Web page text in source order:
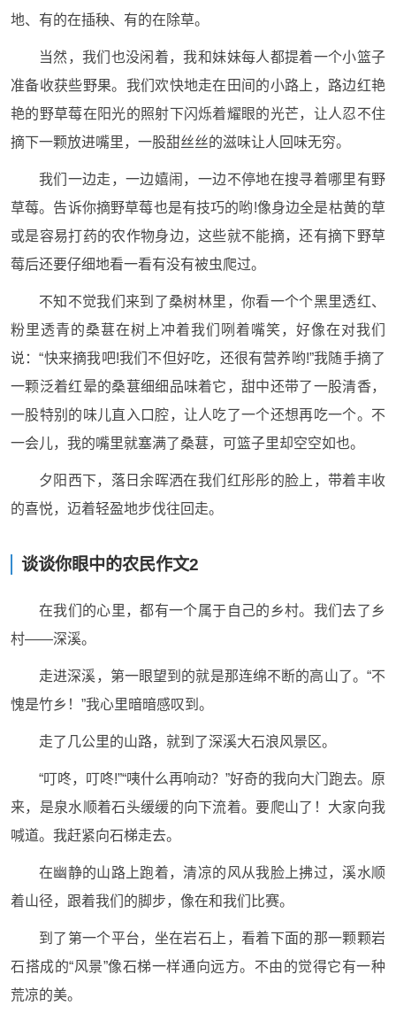
地、有的在插秧、有的在除草。
当然，我们也没闲着，我和妹妹每人都提着一个小篮子
准备收获些野果。我们欢快地走在田间的小路上，路边红艳
艳的野草莓在阳光的照射下闪烁着耀眼的光芒，让人忍不住
摘下一颗放进嘴里，一股甜丝丝的滋味让人回味无穷。
我们一边走，一边嬉闹，一边不停地在搜寻着哪里有野
草莓。告诉你摘野草莓也是有技巧的哟!像身边全是枯黄的草
或是容易打药的农作物身边，这些就不能摘，还有摘下野草
莓后还要仔细地看一看有没有被虫爬过。
不知不觉我们来到了桑树林里，你看一个个黑里透红、
粉里透青的桑葚在树上冲着我们咧着嘴笑，好像在对我们
说：“快来摘我吧!我们不但好吃，还很有营养哟!”我随手摘了
一颗泛着红晕的桑葚细细品味着它，甜中还带了一股清香，
一股特别的味儿直入口腔，让人吃了一个还想再吃一个。不
一会儿，我的嘴里就塞满了桑葚，可篮子里却空空如也。
夕阳西下，落日余晖洒在我们红彤彤的脸上，带着丰收
的喜悦，迈着轻盈地步伐往回走。
谈谈你眼中的农民作文2
在我们的心里，都有一个属于自己的乡村。我们去了乡
村——深溪。
走进深溪，第一眼望到的就是那连绵不断的高山了。“不
愧是竹乡！”我心里暗暗感叹到。
走了几公里的山路，就到了深溪大石浪风景区。
“叮咚，叮咚!”“咦什么再响动？”好奇的我向大门跑去。原
来，是泉水顺着石头缓缓的向下流着。要爬山了！大家向我
喊道。我赶紧向石梯走去。
在幽静的山路上跑着，清凉的风从我脸上拂过，溪水顺
着山径，跟着我们的脚步，像在和我们比赛。
到了第一个平台，坐在岩石上，看着下面的那一颗颗岩
石搭成的“风景”像石梯一样通向远方。不由的觉得它有一种
荒凉的美。